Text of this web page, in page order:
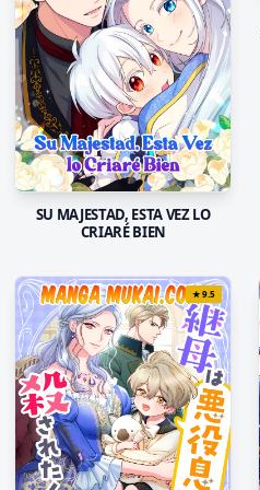
SU MAJESTAD, ESTA VEZ LO
CRIARÉ BIEN
★9.5